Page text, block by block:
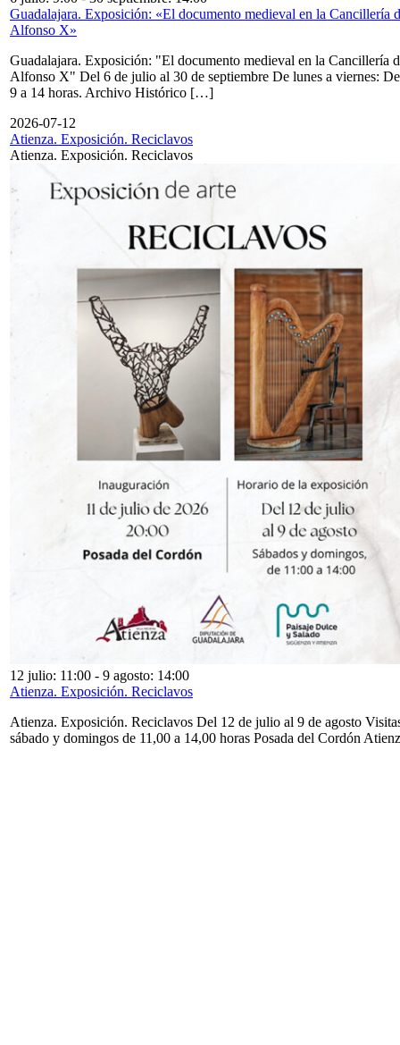
Guadalajara. Exposición: «El documento medieval en la Cancillería
Alfonso X»
Guadalajara. Exposición: "El documento medieval en la Cancillería
Alfonso X" Del 6 de julio al 30 de septiembre De lunes a viernes: De
9 a 14 horas. Archivo Histórico […]
2026-07-12
Atienza. Exposición. Reciclavos
Atienza. Exposición. Reciclavos
12 julio: 11:00 - 9 agosto: 14:00
Atienza. Exposición. Reciclavos
Atienza. Exposición. Reciclavos Del 12 de julio al 9 de agosto
sábado y domingos de 11,00 a 14,00 horas Posada del Cordón